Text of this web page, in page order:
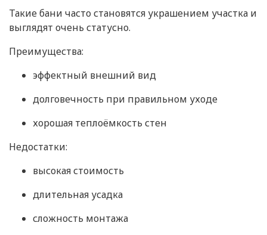
Такие бани часто становятся украшением участка и
выглядят очень статусно.
Преимущества:
эффектный внешний вид
долговечность при правильном уходе
хорошая теплоёмкость стен
Недостатки:
высокая стоимость
длительная усадка
сложность монтажа